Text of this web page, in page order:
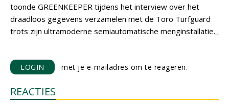
toonde GREENKEEPER tijdens het interview over het
draadloos gegevens verzamelen met de Toro Turfguard
trots zijn ultramoderne semiautomatische menginstallatie. .
LOGIN met je e-mailadres om te reageren.
REACTIES